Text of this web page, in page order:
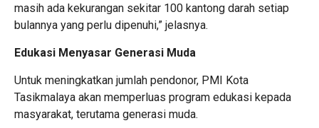
masih ada kekurangan sekitar 100 kantong darah setiap
bulannya yang perlu dipenuhi,” jelasnya.
Edukasi Menyasar Generasi Muda
Untuk meningkatkan jumlah pendonor, PMI Kota
Tasikmalaya akan memperluas program edukasi kepada
masyarakat, terutama generasi muda.